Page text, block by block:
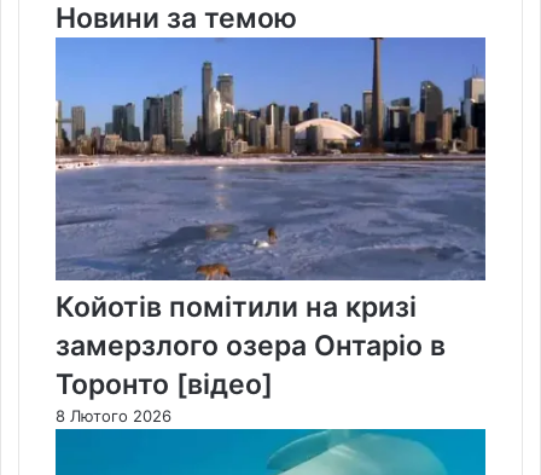
Новини за темою
Койотів помітили на кризі
замерзлого озера Онтаріо в
Торонто [відео]
8 Лютого 2026